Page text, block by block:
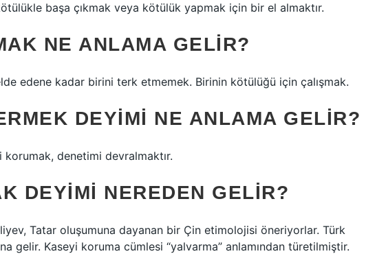
başa çıkmak veya kötülük yapmak için bir el almaktır.
NE ANLAMA GELIR?
edene kadar birini terk etmemek. Birinin kötülüğü için çalışmak.
DEYIMI NE ANLAMA GELIR?
korumak, denetimi devralmaktır.
DEYIMI NEREDEN GELIR?
Tatar oluşumuna dayanan bir Çin etimolojisi öneriyorlar. Türk
gelir. Kaseyi koruma cümlesi “yalvarma” anlamından türetilmiştir.